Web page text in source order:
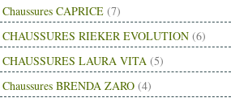
Chaussures CAPRICE (7)
CHAUSSURES RIEKER EVOLUTION (6)
CHAUSSURES LAURA VITA (5)
Chaussures BRENDA ZARO (4)